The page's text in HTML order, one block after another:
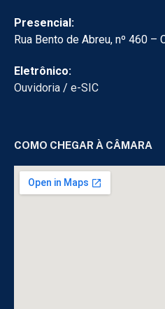
Presencial:
Rua Bento de Abreu, nº 460 –
Eletrônico:
Ouvidoria / e-SIC
COMO CHEGAR À CÂMARA